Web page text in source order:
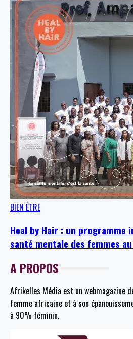
BIEN ÊTRE
Heal by Hair : un programme
santé mentale des femmes
A PROPOS
Afrikelles Média est un webmagazine
femme africaine et à son
à 90% féminin.